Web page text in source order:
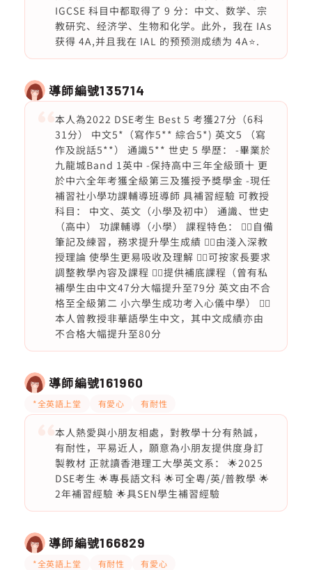
IGCSE 科目中都取得了 9 分：中文、数学、宗
教研究、经济学、生物和化学。此外，我在 IAs
获得 4A,并且我在 IAL 的预预测成绩为 4A⭐️.
導師編號135714
本人為2022 DSE考生 Best 5 考獲27分（6科
31分） 中文5*（寫作5** 綜合5*) 英文5 （寫
作及說話5**） 通識5** 世史 5 學歷： -畢業於
九龍城Band 1英中 -保持高中三年全級頭十 更
於中六全年考獲全級第三及獲授予獎學金 -現任
補習社小學功課輔導班導師 具補習經驗 可教授
科目： 中文、英文（小學及初中） 通識、世史
（高中） 功課輔導（小學） 課程特色： 👉🏻自備
筆記及練習，務求提升學生成績 👉🏻由淺入深教
授理論 使學生更易吸收及理解 👉🏻可按家長要求
調整教學內容及課程 👉🏻提供補底課程（曾有私
補學生由中文47分大幅提升至79分 英文由不合
格至全級第二 小六學生成功考入心儀中學） 👉🏻
本人曾教授非華語學生中文，其中文成績亦由
不合格大幅提升至80分
導師編號161960
*全英語上堂 有愛心 有耐性
本人熱愛與小朋友相處，對教學十分有熱誠，
有耐性，平易近人，願意為小朋友提供度身訂
製教材 正就讀香港理工大學英文系： 🌟2025
DSE考生 🌟專長語文科 🌟可全粵/英/普教學 🌟
2年補習經驗 🌟具SEN學生補習經驗
導師編號166829
*全英語上堂 有耐性 有愛心